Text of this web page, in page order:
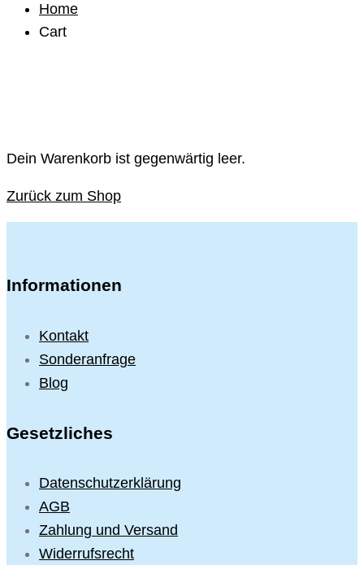
Home
Cart
Dein Warenkorb ist gegenwärtig leer.
Zurück zum Shop
Informationen
Kontakt
Sonderanfrage
Blog
Gesetzliches
Datenschutzerklärung
AGB
Zahlung und Versand
Widerrufsrecht